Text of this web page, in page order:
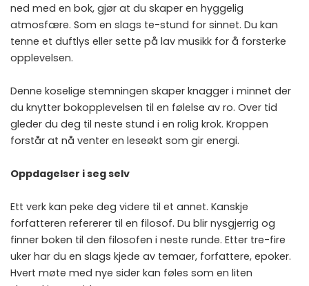
ned med en bok, gjør at du skaper en hyggelig
atmosfære. Som en slags te-stund for sinnet. Du kan
tenne et duftlys eller sette på lav musikk for å forsterke
opplevelsen.
Denne koselige stemningen skaper knagger i minnet der
du knytter bokopplevelsen til en følelse av ro. Over tid
gleder du deg til neste stund i en rolig krok. Kroppen
forstår at nå venter en leseøkt som gir energi.
Oppdagelser i seg selv
Ett verk kan peke deg videre til et annet. Kanskje
forfatteren refererer til en filosof. Du blir nysgjerrig og
finner boken til den filosofen i neste runde. Etter tre-fire
uker har du en slags kjede av temaer, forfattere, epoker.
Hvert møte med nye sider kan føles som en liten